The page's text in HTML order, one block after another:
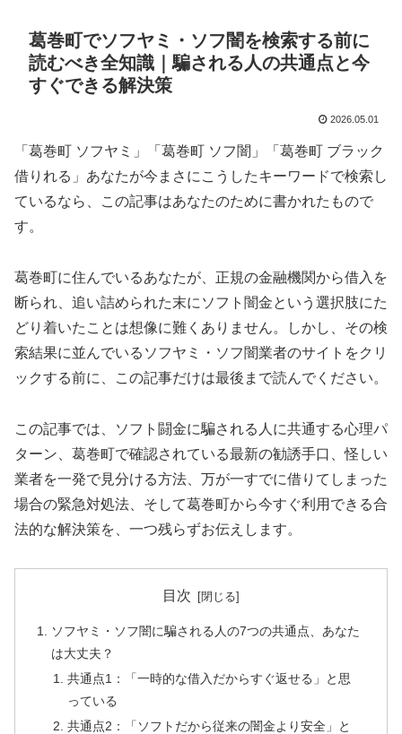
葛巻町でソフヤミ・ソフ闇を検索する前に
読むべき全知識｜騙される人の共通点と今
すぐできる解決策
2026.05.01
「葛巻町 ソフヤミ」「葛巻町 ソフ闇」「葛巻町 ブラック
借りれる」あなたが今まさにこうしたキーワードで検索し
ているなら、この記事はあなたのために書かれたもので
す。
葛巻町に住んでいるあなたが、正規の金融機関から借入を
断られ、追い詰められた末にソフト闇金という選択肢にた
どり着いたことは想像に難くありません。しかし、その検
索結果に並んでいるソフヤミ・ソフ闇業者のサイトをクリ
ックする前に、この記事だけは最後まで読んでください。
この記事では、ソフト闘金に騙される人に共通する心理パ
ターン、葛巻町で確認されている最新の勧誘手口、怪しい
業者を一発で見分ける方法、万が一すでに借りてしまった
場合の緊急対処法、そして葛巻町から今すぐ利用できる合
法的な解決策を、一つ残らずお伝えします。
目次
ソフヤミ・ソフ闇に騙される人の7つの共通点、あなた
は大丈夫？
共通点1：「一時的な借入だからすぐ返せる」と思
っている
共通点2：「ソフトだから従来の闇金より安全」と